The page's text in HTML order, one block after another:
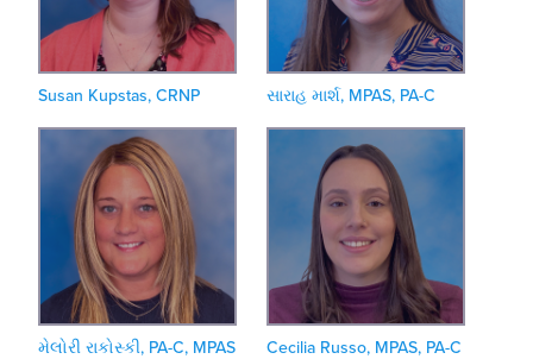
Susan Kupstas, CRNP સારાહ માર્શ, MPAS, PA-C
મેલોરી રાકોસ્કી, PA-C, MPAS Cecilia Russo, MPAS, PA-C